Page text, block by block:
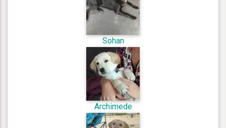
Sohan
Archimede